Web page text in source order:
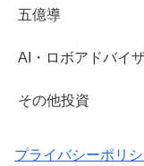
五億導
AI・ロボアドバイ
その他投資
プライバシーポリ